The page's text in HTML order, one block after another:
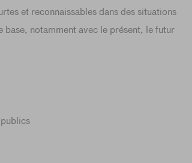
et reconnaissables dans des situations
notamment avec le présent, le futur